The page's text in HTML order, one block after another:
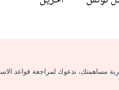
مساهمتك، ندعوك لمراجعة قواعد